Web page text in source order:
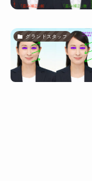
グランドスタッフ